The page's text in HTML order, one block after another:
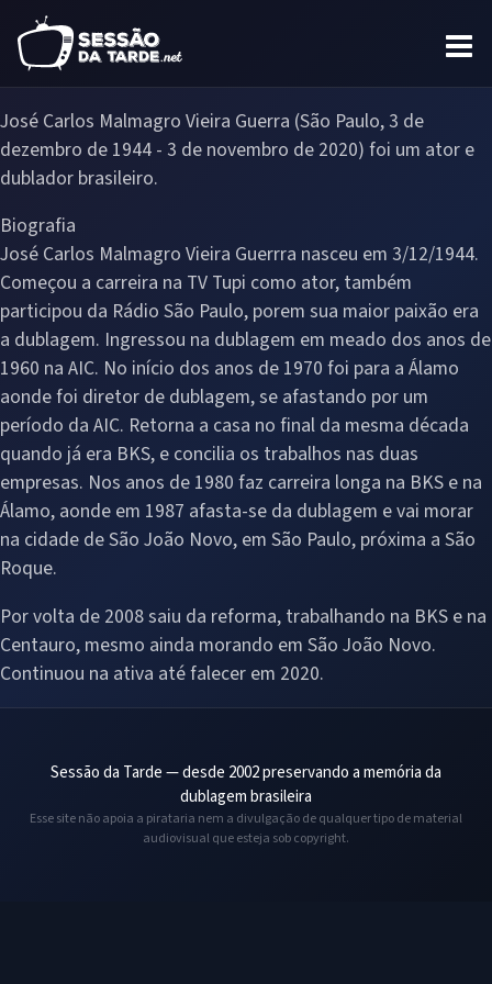
José Carlos Malmagro Vieira Guerra (São Paulo, 3 de
dezembro de 1944 - 3 de novembro de 2020) foi um ator e
dublador brasileiro.
Biografia
José Carlos Malmagro Vieira Guerrra nasceu em 3/12/1944.
Começou a carreira na TV Tupi como ator, também
participou da Rádio São Paulo, porem sua maior paixão era
a dublagem. Ingressou na dublagem em meado dos anos de
1960 na AIC. No início dos anos de 1970 foi para a Álamo
aonde foi diretor de dublagem, se afastando por um
período da AIC. Retorna a casa no final da mesma década
quando já era BKS, e concilia os trabalhos nas duas
empresas. Nos anos de 1980 faz carreira longa na BKS e na
Álamo, aonde em 1987 afasta-se da dublagem e vai morar
na cidade de São João Novo, em São Paulo, próxima a São
Roque.
Por volta de 2008 saiu da reforma, trabalhando na BKS e na
Centauro, mesmo ainda morando em São João Novo.
Continuou na ativa até falecer em 2020.
Sessão da Tarde — desde 2002 preservando a memória da
dublagem brasileira
Esse site não apoia a pirataria nem a divulgação de qualquer tipo de material
audiovisual que esteja sob copyright.